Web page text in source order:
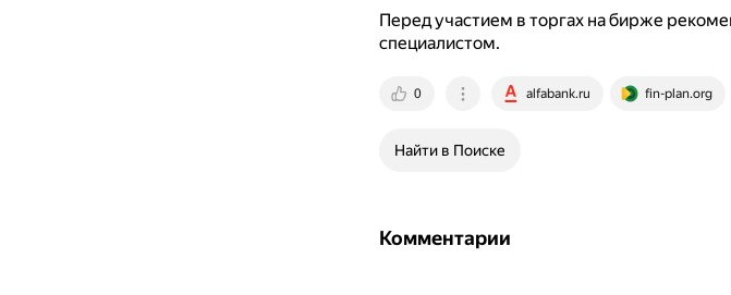
Перед участием в торгах на бирже
специалистом.
0 alfabank.ru fin-plan.org
Найти в Поиске
Комментарии